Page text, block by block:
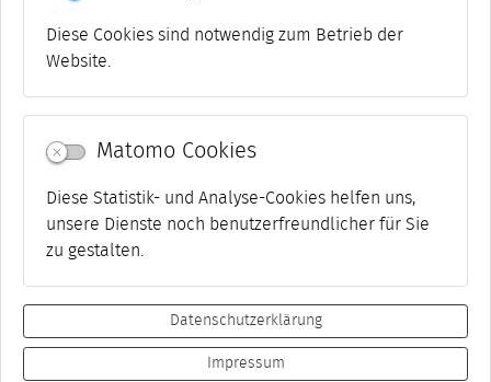
Diese Cookies sind notwendig zum Betrieb der
Website.
Matomo Cookies
Diese Statistik- und Analyse-Cookies helfen uns,
unsere Dienste noch benutzerfreundlicher für Sie
zu gestalten.
Datenschutzerklärung
Impressum
Datenschutz
Netiquette